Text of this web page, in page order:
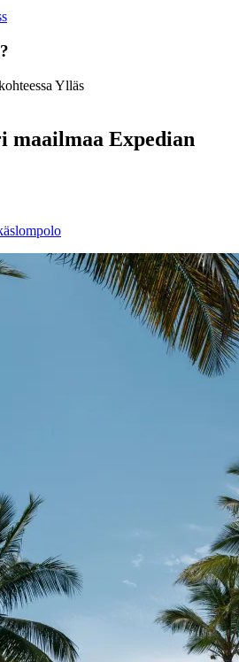
Ylläs
maailmaa Expedian